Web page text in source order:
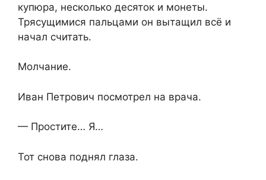
купюра, несколько десяток и монеты.
Трясущимися пальцами он вытащил всё и
начал считать.
Молчание.
Иван Петрович посмотрел на врача.
— Простите… Я…
Тот снова поднял глаза.